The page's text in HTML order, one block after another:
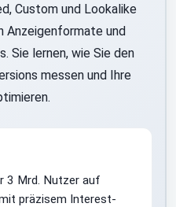
Custom und Lookalike
Anzeigenformate und
Sie lernen, wie Sie den
messen und Ihre
3 Mrd. Nutzer auf
präzisem Interest-